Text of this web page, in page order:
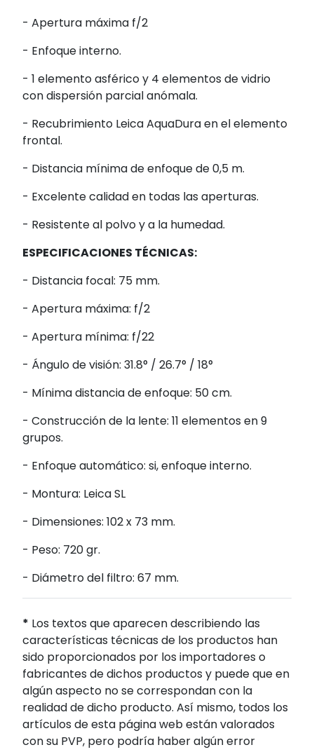
- Apertura máxima f/2
- Enfoque interno.
- 1 elemento asférico y 4 elementos de vidrio
con dispersión parcial anómala.
- Recubrimiento Leica AquaDura en el elemento
frontal.
- Distancia mínima de enfoque de 0,5 m.
- Excelente calidad en todas las aperturas.
- Resistente al polvo y a la humedad.
ESPECIFICACIONES TÉCNICAS:
- Distancia focal: 75 mm.
- Apertura máxima: f/2
- Apertura mínima: f/22
- Ángulo de visión: 31.8° / 26.7° / 18°
- Mínima distancia de enfoque: 50 cm.
- Construcción de la lente: 11 elementos en 9
grupos.
- Enfoque automático: si, enfoque interno.
- Montura: Leica SL
- Dimensiones: 102 x 73 mm.
- Peso: 720 gr.
- Diámetro del filtro: 67 mm.
* Los textos que aparecen describiendo las
características técnicas de los productos han
sido proporcionados por los importadores o
fabricantes de dichos productos y puede que en
algún aspecto no se correspondan con la
realidad de dicho producto. Así mismo, todos los
artículos de esta página web están valorados
con su PVP, pero podría haber algún error